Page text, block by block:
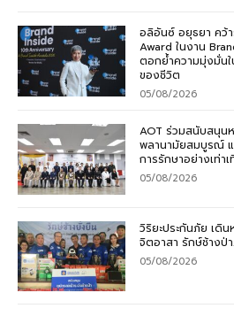
อลิอันซ์ อยุธยา คว้
Award ในงาน
ตอกย้ำความมุ่งมั่นใ
ของชีวิต
05/08/2026
AOT ร่วมสนับสนุน
พลานามัยสมบูรณ์ แ
การรักษาอย่างเท่า
05/08/2026
วิริยะประกันภัย เดิ
จิตอาสา รักษ์ช้างป่
05/08/2026